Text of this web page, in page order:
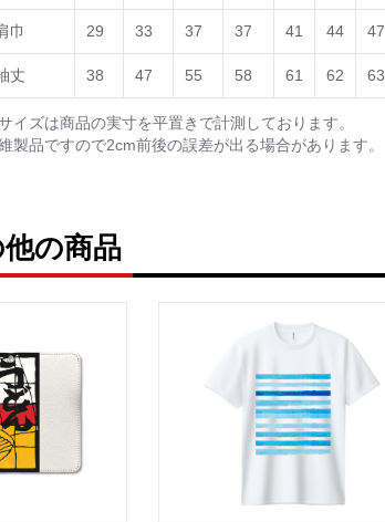
巾 29 33 37 37 41 44 47
丈 38 47 55 58 61 62 63
イズは商品の実寸を平置きで計測しております。
製品ですので2cm前後の誤差が出る場合があります。
の商品